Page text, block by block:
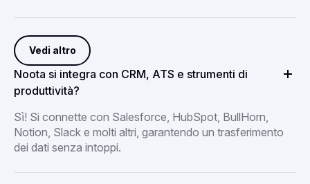
Vedi altro
Noota si integra con CRM, ATS e strumenti di
produttività?
Sì! Si connette con Salesforce, HubSpot, BullHorn,
Notion, Slack e molti altri, garantendo un trasferimento
dei dati senza intoppi.